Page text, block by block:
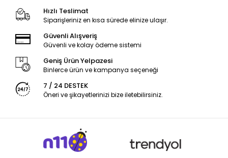
Hızlı Teslimat
Siparişleriniz en kısa sürede elinize ulaşır.
Güvenli Alışveriş
Güvenli ve kolay ödeme sistemi
Geniş Ürün Yelpazesi
Binlerce ürün ve kampanya seçeneği
7 / 24 DESTEK
Öneri ve şikayetlerinizi bize iletebilirsiniz.